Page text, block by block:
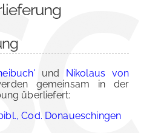
und Nikolaus von
gemeinsam in der
überliefert:
Cod. Donaueschingen